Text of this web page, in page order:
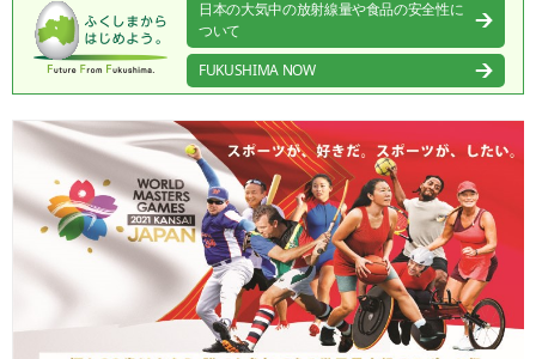
日本の大気中の放射線量や食品の安全性に
ついて
FUKUSHIMA NOW